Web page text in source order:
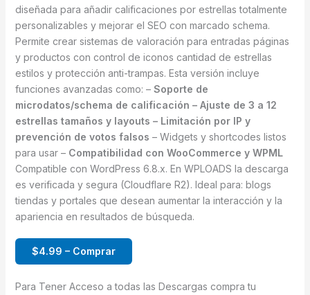
diseñada para añadir calificaciones por estrellas totalmente
personalizables y mejorar el SEO con marcado schema.
Permite crear sistemas de valoración para entradas páginas
y productos con control de iconos cantidad de estrellas
estilos y protección anti-trampas. Esta versión incluye
funciones avanzadas como: –Soporte de
microdatos/schema de calificación – Ajuste de 3 a 12
estrellas tamaños y layouts – Limitación por IP y
prevención de votos falsos – Widgets y shortcodes listos
para usar – Compatibilidad con WooCommerce y WPML
Compatible con WordPress 6.8.x. En WPLOADS la descarga
es verificada y segura (Cloudflare R2). Ideal para: blogs
tiendas y portales que desean aumentar la interacción y la
apariencia en resultados de búsqueda.
$4.99 – Comprar
Para Tener Acceso a todas las Descargas compra tu